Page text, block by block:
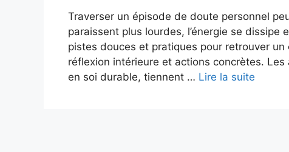
Traverser un épisode de doute personnel
paraissent plus lourdes, l’énergie se
pistes douces et pratiques pour retrouver
réflexion intérieure et actions concrètes.
en soi durable, tiennent … Lire la suite